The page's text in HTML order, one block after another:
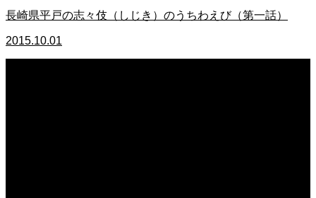
長崎県平戸の志々伎（しじき）のうちわえび（第一話）
2015.10.01